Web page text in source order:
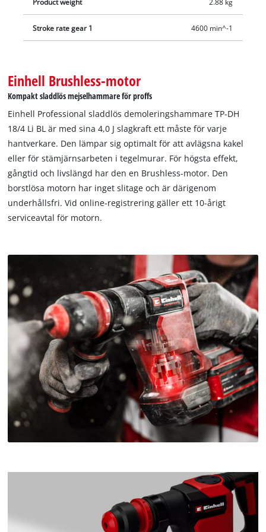
Product weight 2.88 kg
Stroke rate gear 1 4600 min^-1
Einhell Brushless-motor
Kompakt sladdlös mejselhammare för proffs
Einhell Professional sladdlös demoleringshammare TP-DH
18/4 Li BL är med sina 4,0 J slagkraft ett måste för varje
hantverkare. Den lämpar sig optimalt för att avlägsna kakel
eller för stämjärnsarbeten i tegelmurar. För högsta effekt,
gångtid och livslängd har den en Brushless-motor. Den
borstlösa motorn har inget slitage och är därigenom
underhållsfri. Vid online-registrering gäller ett 10-årigt
serviceavtal för motorn.